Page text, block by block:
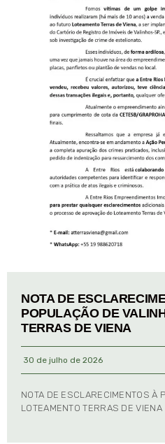
NOTA DE
POPULAÇÃO DE
TERRAS DE VIENA
30 de julho de 2026
NOTA DE ESCLARECIMENTOS À
LOTEAMENTO TERRAS DE VIENA